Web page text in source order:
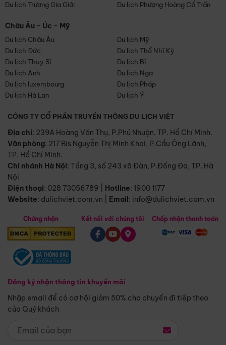
Du lịch Trương Gia Giới
Du lịch Phượng Hoàng Cổ Trấn
Châu Âu - Úc - Mỹ
Du lịch Châu Âu
Du lịch Mỹ
Du lịch Đức
Du lịch Thổ Nhĩ Kỳ
Du lịch Thụy Sĩ
Du lịch Bỉ
Du lịch Anh
Du lịch Nga
Du lịch luxembourg
Du lịch Pháp
Du lịch Hà Lan
Du lịch Ý
CÔNG TY CỔ PHẦN TRUYỀN THÔNG DU LỊCH VIỆT
Địa chỉ: 239A Hoàng Văn Thụ, P.Phú Nhuận, TP. Hồ Chí Minh.
Văn phòng: 217 Bis Nguyễn Thị Minh Khai, P.Cầu Ông Lãnh,
TP. Hồ Chí Minh.
Chi nhánh Hà Nội: Tầng 3, số 243 xã Đàn, P.Đống Đa, TP. Hà
Nội
Điện thoại: 028 73056789 Hotline: 1900 1177
Website: dulichviet.com.vn Email: info@dulichviet.com.vn
Chứng nhận
Đăng ký nhận thông tin khuyến mãi
Nhập email để có cơ hội giảm 50% cho chuyến đi tiếp theo
của Quý khách
Kết nối với chúng tôi Chấp nhận thanh toán